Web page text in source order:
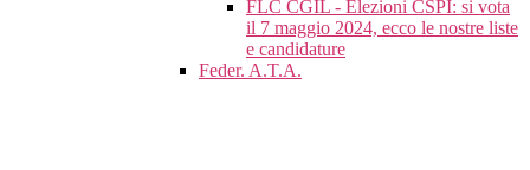
FLC CGIL - Elezioni CSPI: si vota
il 7 maggio 2024, ecco le nostre liste
e candidature
Feder. A.T.A.